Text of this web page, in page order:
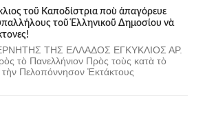
τοῦ Καποδίστρια ποὺ ἀπαγόρευε
τοῦ Ἑλληνικοῦ Δημοσίου νὰ
ΤΗΣ ΕΛΛΑΔΟΣ ΕΓΚΥΚΛΙΟΣ ΑΡ.
τὸ Πανελλήνιον Πρὸς τοὺς κατὰ τὸ
τὴν Πελοπόννησον Ἐκτάκτους